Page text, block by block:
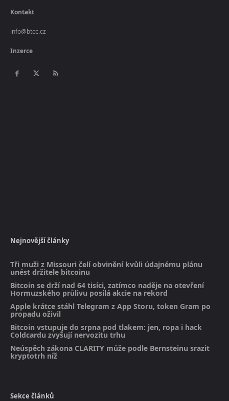
Kontakt
info@btcc.cz
Inzerce
Nejnovější články
Tři muži z Missouri čelí obvinění kvůli údajnému plánu
unést držitele bitcoinu
Bitcoin se drží nad 64 tisíci, zatímco naděje na otevření
Hormuzského průlivu posílá akcie na rekord
Apple krátce stáhl Telegram z App Storu, token Gram po
propadu oživil
Bitcoin vstupuje do srpna pod tlakem: jen, ropa i hack
Coldcardu zvyšují nervozitu trhu
Neúspěch zákona CLARITY může podle Bernsteinu srazit
kryptotrh níž
Sekce článků